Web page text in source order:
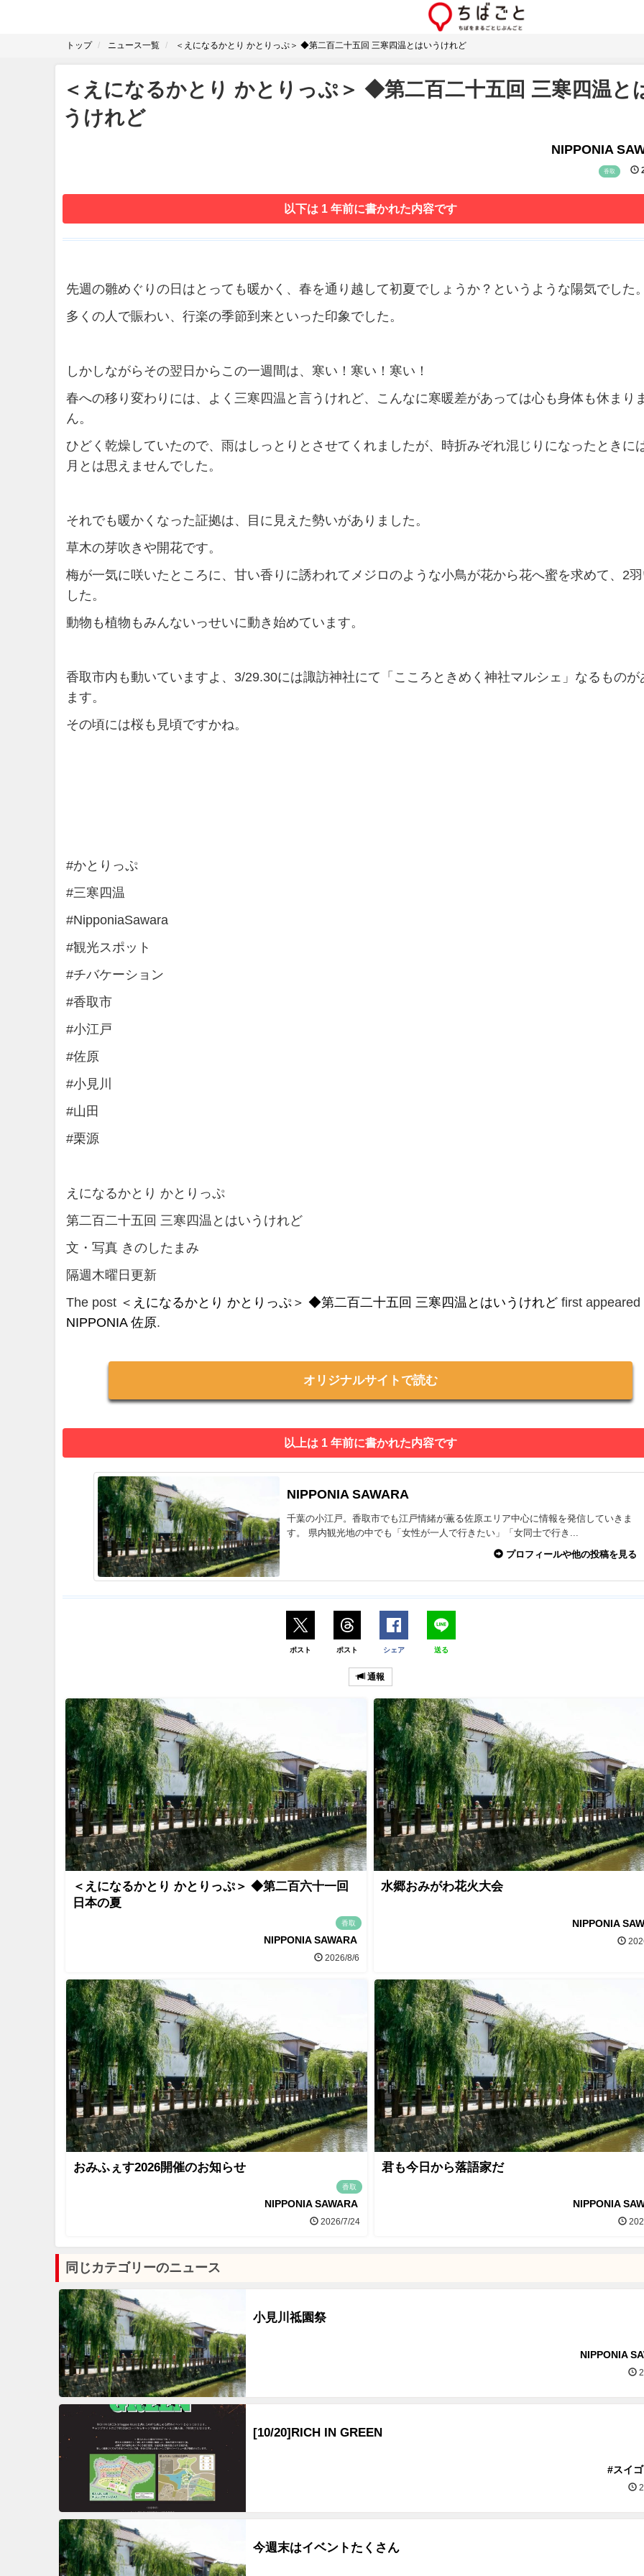
トップ ニュース一覧 ＜えになるかとり かとりっぷ＞ ◆第二百二十五回 三寒四温とはいうけれど
＜えになるかとり かとりっぷ＞ ◆第二百二十五回 三寒四温と
うけれど
NIPPONIA
香取
以下は 1 年前に書かれた内容です
先週の雛めぐりの日はとっても暖かく、春を通り越して初夏でしょうか？というような陽気でした
多くの人で賑わい、行楽の季節到来といった印象でした。
しかしながらその翌日からこの一週間は、寒い！寒い！寒い！
春への移り変わりには、よく三寒四温と言うけれど、こんなに寒暖差があっては心も身体も休まり
ん。
ひどく乾燥していたので、雨はしっとりとさせてくれましたが、時折みぞれ混じりになったときに
月とは思えませんでした。
それでも暖かくなった証拠は、目に見えた勢いがありました。
草木の芽吹きや開花です。
梅が一気に咲いたところに、甘い香りに誘われてメジロのような小鳥が花から花へ蜜を求めて、2
した。
動物も植物もみんないっせいに動き始めています。
香取市内も動いていますよ、3/29.30には諏訪神社にて「こころときめく神社マルシェ」なるものが
ます。
その頃には桜も見頃ですかね。
#かとりっぷ
#三寒四温
#NipponiaSawara
#観光スポット
#チバケーション
#香取市
#小江戸
#佐原
#小見川
#山田
#栗源
えになるかとり かとりっぷ
第二百二十五回 三寒四温とはいうけれど
文・写真 きのしたまみ
隔週木曜日更新
The post ＜えになるかとり かとりっぷ＞ ◆第二百二十五回 三寒四温とはいうけれど first appeared
NIPPONIA 佐原.
オリジナルサイトで読む
以上は 1 年前に書かれた内容です
NIPPONIA SAWARA
千葉の小江戸。香取市でも江戸情緒が薫る佐原エリア中心に情報を発信していきま
す。 県内観光地の中でも「女性が一人で行きたい」「女同士で行き...
プロフィールや他の投稿を見る
ポスト ポスト シェア 送る
通報
＜えになるかとり かとりっぷ＞ ◆第二百六十一回
日本の夏
香取
NIPPONIA SAWARA
2026/8/6
水郷おみがわ花火大会
NIPPONIA
おみふぇす2026開催のお知らせ
香取
NIPPONIA SAWARA
2026/7/24
君も今日から落語家だ
NIPPONIA
同じカテゴリーのニュース
小見川祗園祭
NIPPONIA
[10/20]RICH IN GREEN
#スイ
今週末はイベントたくさん